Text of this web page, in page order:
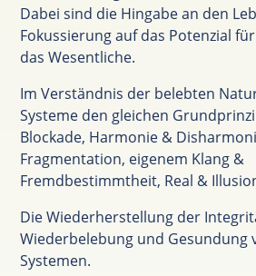
Dabei sind die Hingabe an den
Fokussierung auf das Potenzial
das Wesentliche.
Im Verständnis der belebten
Systeme den gleichen
Blockade, Harmonie &
Fragmentation, eigenem Klang &
Fremdbestimmtheit, Real &
Die Wiederherstellung der
Wiederbelebung und Gesundung
Systemen.